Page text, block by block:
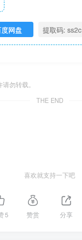
网盘 提取码: ss2c
勿转载。
THE END
喜欢就支持一下吧
5 赞赏 分享